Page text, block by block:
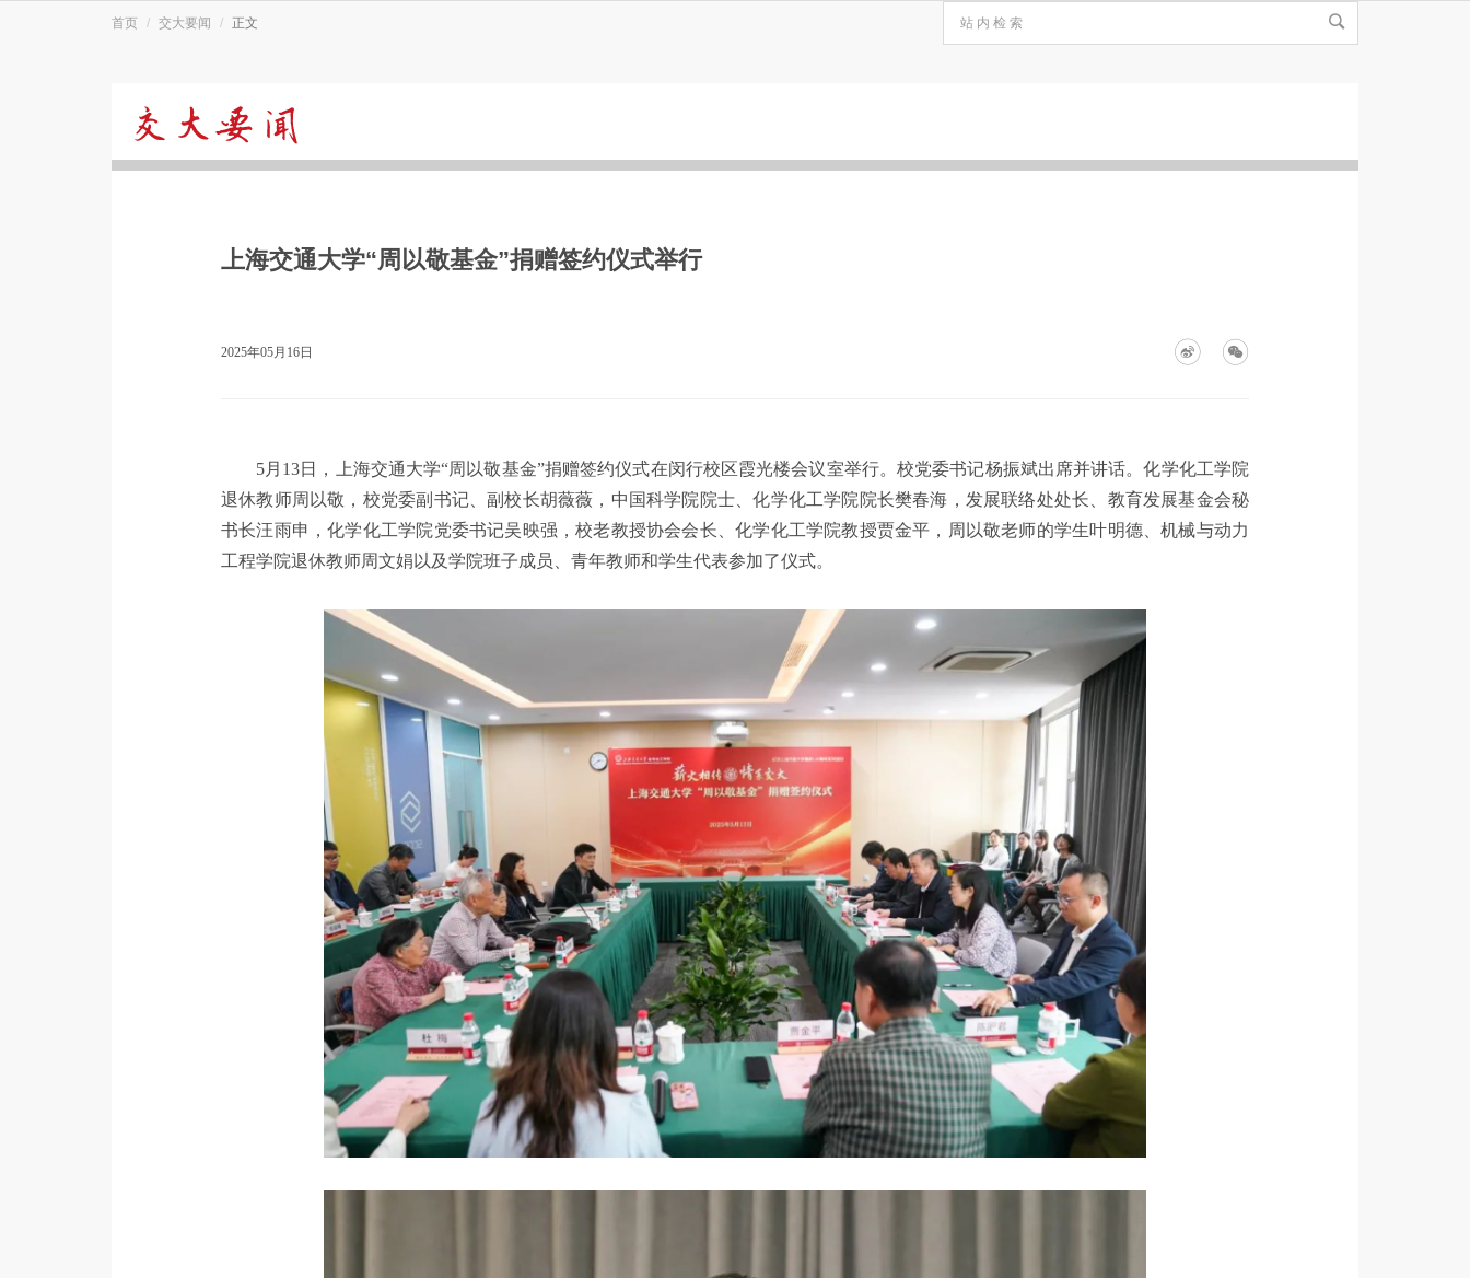
首页 交大要闻 正文
要
闻
上海交通大学“周以敬基金”捐赠签约仪式举行
2025年05月16日
5月13日，上海交通大学“周以敬基金”捐赠签约仪式在闵行校区霞光楼会议室举行。校党委书记杨振斌出席并讲话。化学化工学院
退休教师周以敬，校党委副书记、副校长胡薇薇，中国科学院院士、化学化工学院院长樊春海，发展联络处处长、教育发展基金会秘
书长汪雨申，化学化工学院党委书记吴映强，校老教授协会会长、化学化工学院教授贾金平，周以敬老师的学生叶明德、机械与动力
工程学院退休教师周文娟以及学院班子成员、青年教师和学生代表参加了仪式。